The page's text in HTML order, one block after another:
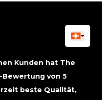
Kunden hat The
Bewertung von 5
beste Qualität,